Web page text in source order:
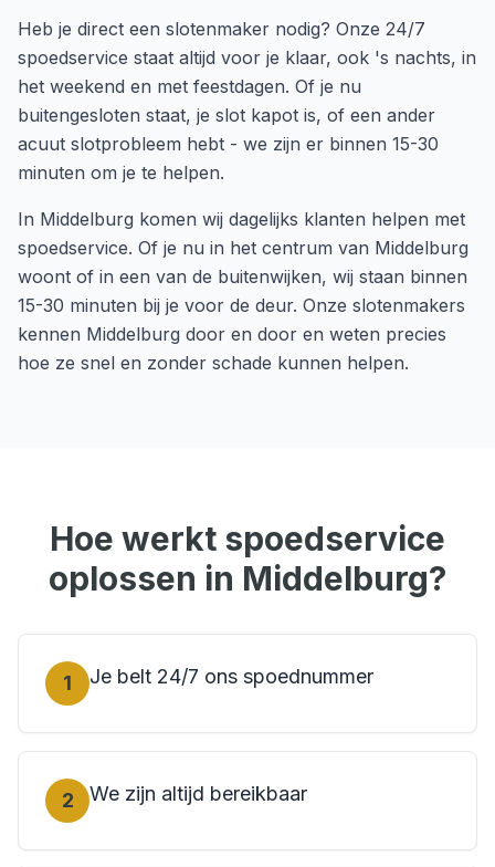
Heb je direct een slotenmaker nodig? Onze 24/7
spoedservice staat altijd voor je klaar, ook 's nachts, in
het weekend en met feestdagen. Of je nu
buitengesloten staat, je slot kapot is, of een ander
acuut slotprobleem hebt - we zijn er binnen 15-30
minuten om je te helpen.
In Middelburg komen wij dagelijks klanten helpen met
spoedservice. Of je nu in het centrum van Middelburg
woont of in een van de buitenwijken, wij staan binnen
15-30 minuten bij je voor de deur. Onze slotenmakers
kennen Middelburg door en door en weten precies
hoe ze snel en zonder schade kunnen helpen.
Hoe werkt spoedservice
oplossen in Middelburg?
1 Je belt 24/7 ons spoednummer
2 We zijn altijd bereikbaar